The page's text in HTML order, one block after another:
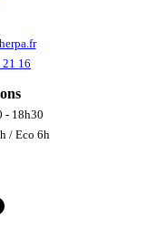
16
- 18h30
/ Eco 6h